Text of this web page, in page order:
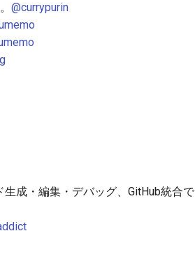
@currypurin
成・編集・デバッグ、GitHub統合で